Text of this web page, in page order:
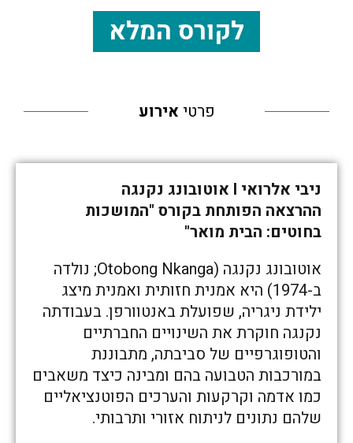
לקורס המלא
פרטי אירוע
ניבי אלרואי I אוטובונג נקנגה
ההרצאה הפותחת בקורס "המושכות
בחוטים: הבית מואר"
אוטובונג נקנגה (Otobong Nkanga;‏ נולדה
ב-1974) היא אמנית חזותית ואמנית מיצג
ילידת ניגריה, שפועלת באנטוורפן. בעבודתה
נקנגה חוקרת את השינויים החברתיים
והטופוגרפיים של סביבתה, מתבוננת
במורכבות הטבועה בהם ומבינה כיצד משאבים
כמו אדמה וקרקעות והערכים הפוטנציאליים
שלהם נתונים לניתוח אזורי ותרבותי.